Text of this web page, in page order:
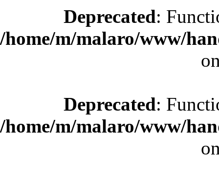
Deprecated:
/home/m/malaro/www/
Deprecated:
/home/m/malaro/www/